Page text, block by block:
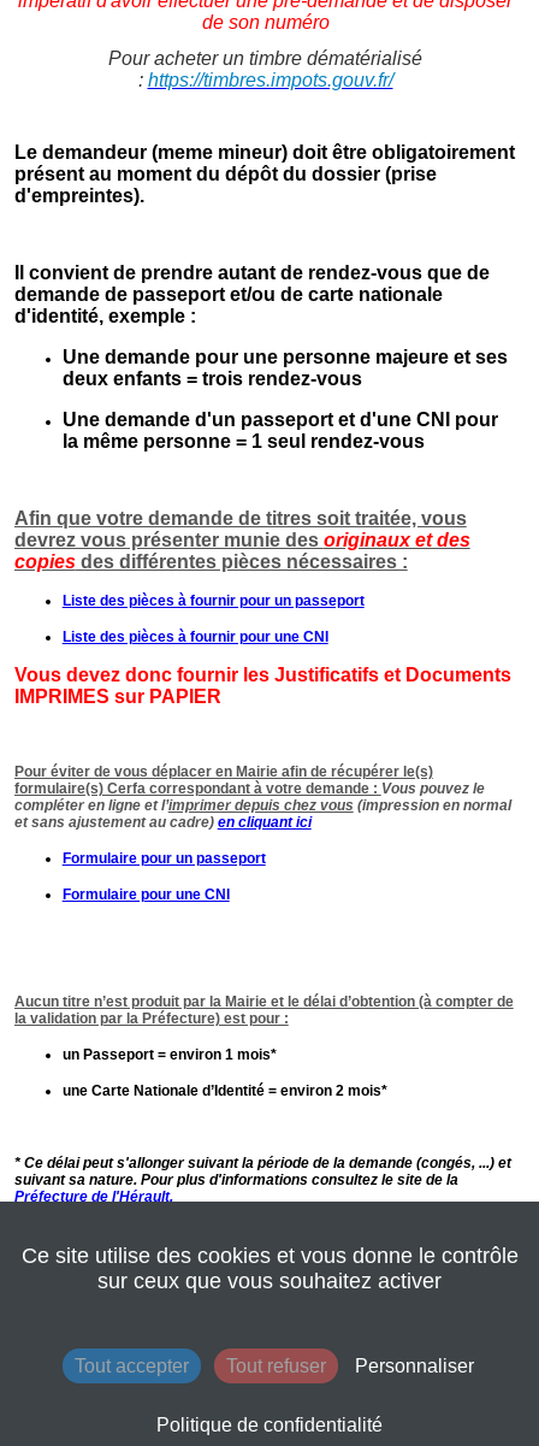
Commencer la démarche>
© Mairie de Lattes www.ville-lattes.fr
Ce site utilise des cookies et vous donne le contrôle
sur ceux que vous souhaitez activer
Tout accepter Tout refuser Personnaliser
Politique de confidentialité